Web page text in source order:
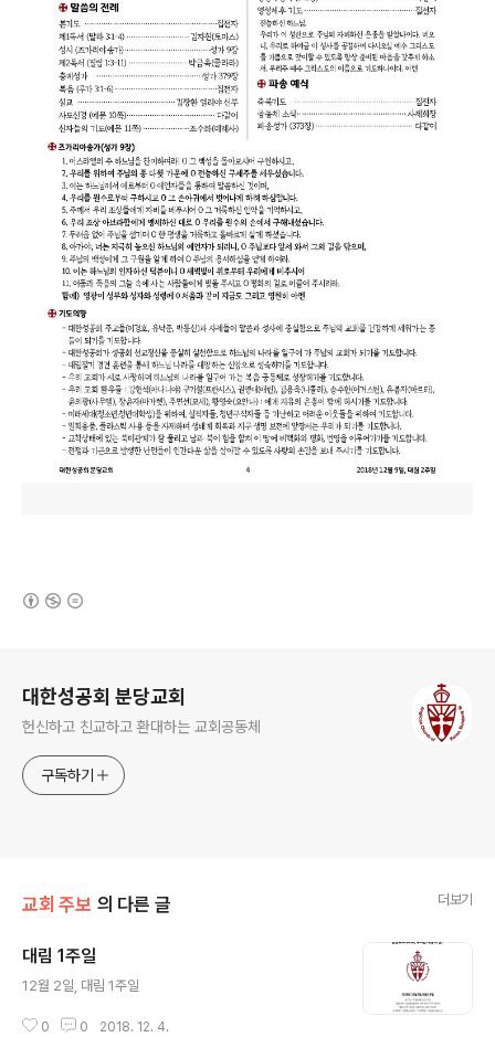
대한성공회 분당교회
헌신하고 친교하고 환대하는 교회공동체
구독하기
교회 주보 의 다른 글 더보기
대림 1주일
12월 2일, 대림 1주일
0 0 2018. 12. 4.